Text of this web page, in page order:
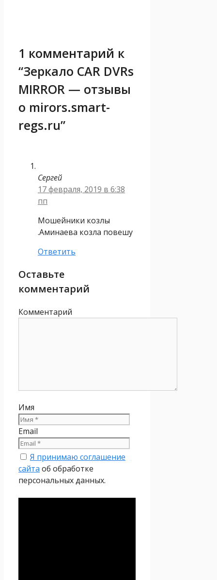
1 комментарий к
“Зеркало CAR DVRs
MIRROR — отзывы
о mirors.smart-
regs.ru”
Сергей
17 февраля, 2019 в 6:38
пп
Мошейники козлы
.Аминаева козла повешу
Ответить
Оставьте
комментарий
Комментарий
Имя
Email
Я принимаю соглашение
сайта об обработке
персональных данных.